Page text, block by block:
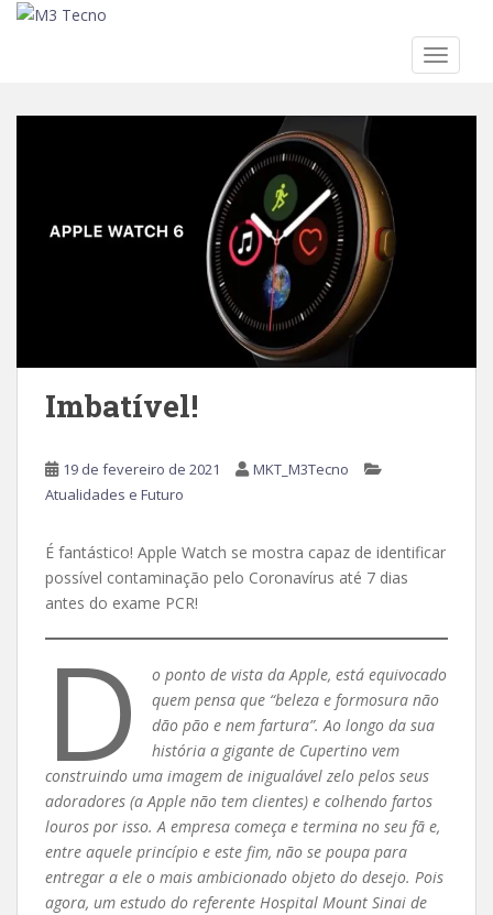
Imbatível!
19 de fevereiro de 2021
MKT_M3Tecno
Atualidades e Futuro
É fantástico! Apple Watch se mostra capaz de identificar
possível contaminação pelo Coronavírus até 7 dias
antes do exame PCR!
D
o ponto de vista da Apple, está equivocado
quem pensa que “beleza e formosura não
dão pão e nem fartura”. Ao longo da sua
história a gigante de Cupertino vem
construindo uma imagem de inigualável zelo pelos seus
adoradores (a Apple não tem clientes) e colhendo fartos
louros por isso. A empresa começa e termina no seu fã e,
entre aquele princípio e este fim, não se poupa para
entregar a ele o mais ambicionado objeto do desejo. Pois
agora, um estudo do referente Hospital Mount Sinai de